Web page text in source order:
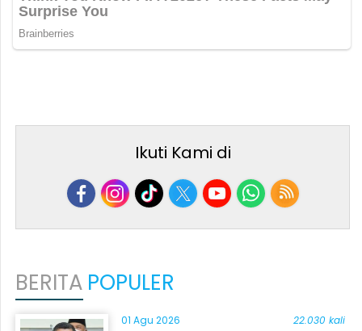
Ikuti Kami di
BERITA POPULER
01 Agu 2026 22.030 kali